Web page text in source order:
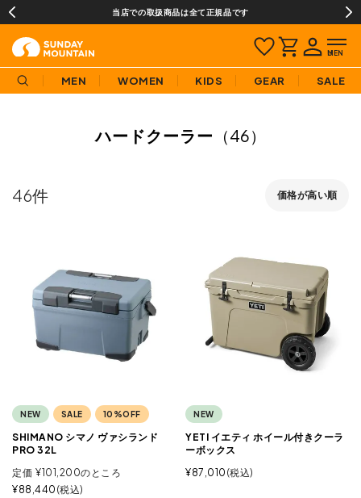
当店での取扱商品は全て正規品です
MEN WOMEN KIDS GEAR SALE
ハードクーラー （46）
価格が高い順
46
NEW SALE 10%OFF
SHIMANO シマノ ヴァシランド
PRO 32L
定価 ¥101,200のところ
¥88,440 税込
NEW
YETI イエティ ホイール付きクーラ
ーボックス
¥87,010 税込